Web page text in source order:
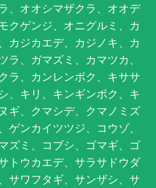
、オオシマザクラ、オオデ
クゲンジ、オニグルミ、カ
カジカエデ、カジノキ、カ
、ガマズミ、カマツカ、
ラ、カンレンボク、キササ
、キリ、キンギンボク、キ
ギ、クマシデ、クマノミズ
ンカイツツジ、コウゾ、
ズミ、コブシ、ゴマギ、ゴ
トウカエデ、サラサドウダ
サワフタギ、サンザシ、サ